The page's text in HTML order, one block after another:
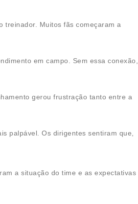
treinador. Muitos fãs começaram a
em campo. Sem essa conexão,
gerou frustração tanto entre a
palpável. Os dirigentes sentiram que,
a situação do time e as expectativas